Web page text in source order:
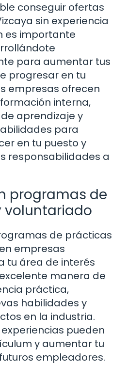
conseguir ofertas
sin experiencia
es importante
para aumentar tus
progresar en tu
empresas ofrecen
interna,
aprendizaje y
para
en tu puesto y
responsabilidades a
programas de
voluntariado
de prácticas
empresas
tu área de interés
manera de
práctica,
habilidades y
en la industria.
pueden
y aumentar tu
empleadores.